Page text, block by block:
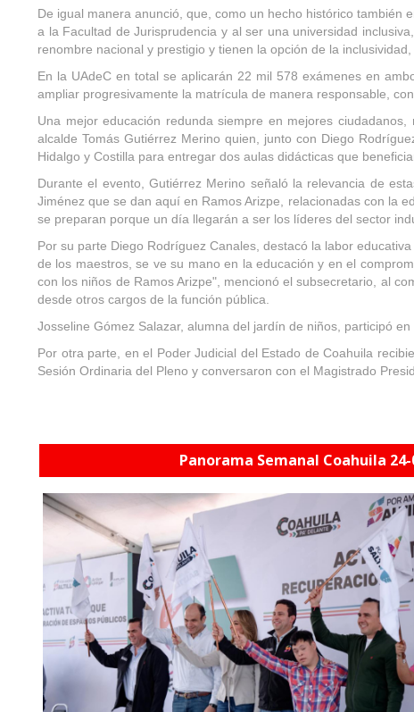
De igual manera anunció, que, como un hecho histórico también
a la Facultad de Jurisprudencia y al ser una universidad
renombre nacional y prestigio y tienen la opción de la
En la UAdeC en total se aplicarán 22 mil 578 exámenes en
ampliar progresivamente la matrícula de manera responsable,
Una mejor educación redunda siempre en mejores
alcalde Tomás Gutiérrez Merino quien, junto con Diego
Hidalgo y Costilla para entregar dos aulas didácticas que
Durante el evento, Gutiérrez Merino señaló la relevancia de
Jiménez que se dan aquí en Ramos Arizpe, relacionadas con la
se preparan porque un día llegarán a ser los líderes del sector
Por su parte Diego Rodríguez Canales, destacó la labor
de los maestros, se ve su mano en la educación y en el
con los niños de Ramos Arizpe", mencionó el subsecretario, al
desde otros cargos de la función pública.
Josseline Gómez Salazar, alumna del jardín de niños, participó
Por otra parte, en el Poder Judicial del Estado de Coahuila
Sesión Ordinaria del Pleno y conversaron con el Magistrado
Panorama Semanal Coahuila 24-